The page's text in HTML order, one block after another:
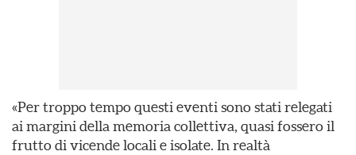
«Per troppo tempo questi eventi sono stati relegati
ai margini della memoria collettiva, quasi fossero il
frutto di vicende locali e isolate. In realtà